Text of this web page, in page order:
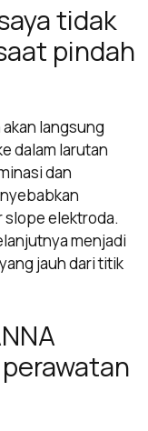
tidak
pindah
langsung
dalam larutan
dan
slope elektroda.
menjadi
jauh dari titik